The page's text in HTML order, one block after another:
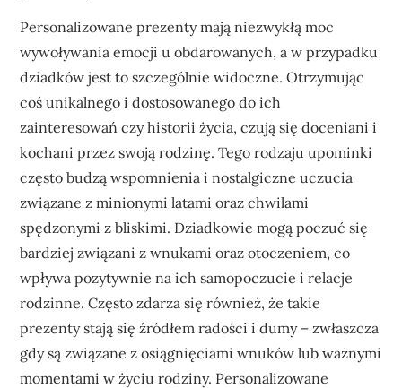
Personalizowane prezenty mają niezwykłą moc
wywoływania emocji u obdarowanych, a w przypadku
dziadków jest to szczególnie widoczne. Otrzymując
coś unikalnego i dostosowanego do ich
zainteresowań czy historii życia, czują się doceniani i
kochani przez swoją rodzinę. Tego rodzaju upominki
często budzą wspomnienia i nostalgiczne uczucia
związane z minionymi latami oraz chwilami
spędzonymi z bliskimi. Dziadkowie mogą poczuć się
bardziej związani z wnukami oraz otoczeniem, co
wpływa pozytywnie na ich samopoczucie i relacje
rodzinne. Często zdarza się również, że takie
prezenty stają się źródłem radości i dumy – zwłaszcza
gdy są związane z osiągnięciami wnuków lub ważnymi
momentami w życiu rodziny. Personalizowane